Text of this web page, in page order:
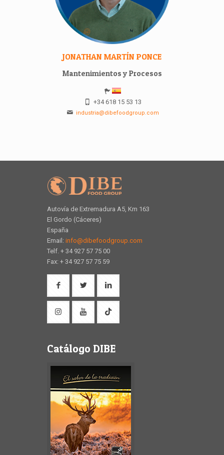
JONATHAN MARTÍN PONCE
Mantenimientos y Procesos
+34 618 15 53 13
industria@dibefoodgroup.com
Autovía de Extremadura A5, Km 163
El Gordo (Cáceres)
España
Email: info@dibefoodgroup.com
Telf. + 34 927 57 75 00
Fax: + 34 927 57 75 59
Catálogo DIBE